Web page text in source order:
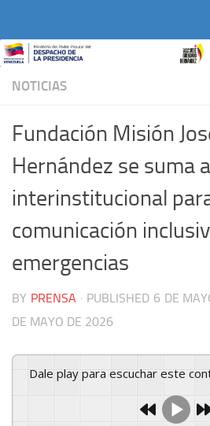
NOTICIAS
Fundación Misión
Hernández se suma
interinstitucional
comunicación
emergencias
BY PRENSA · PUBLISHED 6 DE
DE MAYO DE 2026
Dale play para escuchar este